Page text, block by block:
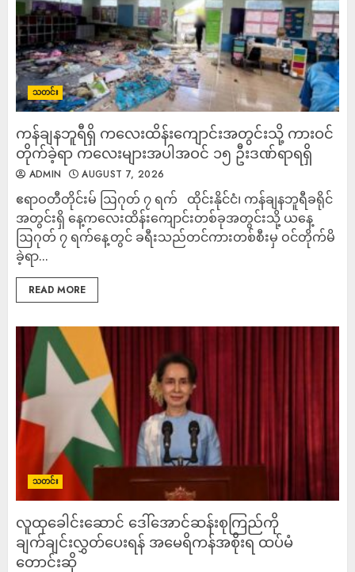
သတင်း
ကန်ချနဘူရီရှိ ကလေးထိန်းကျောင်းအတွင်းသို့ ကားဝင်
တိုက်ခဲ့ရာ ကလေးများအပါအဝင် ၁၅ ဦးဒဏ်ရာရရှိ
ADMIN AUGUST 7, 2026
ဧရာဝတီတိုင်းမ် ဩဂုတ် ၇ ရက် ထိုင်းနိုင်ငံ၊ ကန်ချနဘူရီခရိုင်
အတွင်းရှိ နေ့ကလေးထိန်းကျောင်းတစ်ခုအတွင်းသို့ ယနေ့
ဩဂုတ် ၇ ရက်နေ့တွင် ခရီးသည်တင်ကားတစ်စီးမှ ဝင်တိုက်မိ
ခဲ့ရာ...
READ MORE
သတင်း
လူထုခေါင်းဆောင် ဒေါ်အောင်ဆန်းစုကြည်ကို
ချက်ချင်းလွှတ်ပေးရန် အမေရိကန်အစိုးရ ထပ်မံ
တောင်းဆို